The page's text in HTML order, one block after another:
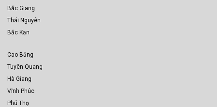
Bắc Giang
Thái Nguyên
Bắc Kạn
Cao Bằng
Tuyên Quang
Hà Giang
Vĩnh Phúc
Phú Thọ